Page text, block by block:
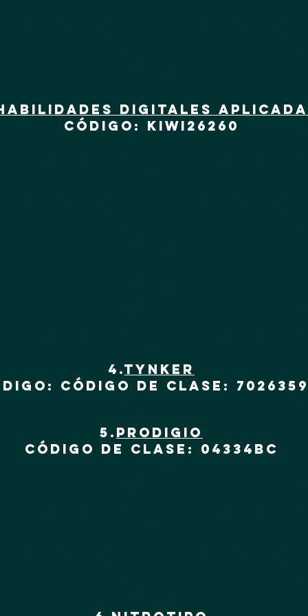
digitales
Código: kiwi26260
4.TYNKER
Código de clase:
5. PRODIGIO
Código de clase: 04334BC